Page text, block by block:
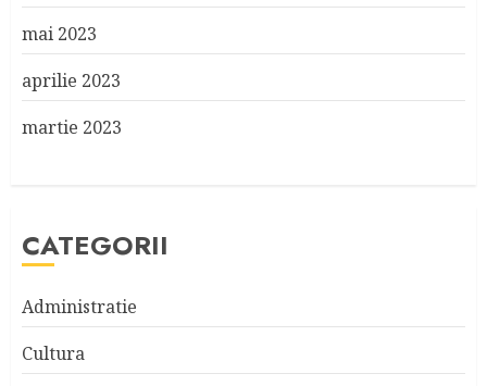
mai 2023
aprilie 2023
martie 2023
CATEGORII
Administratie
Cultura